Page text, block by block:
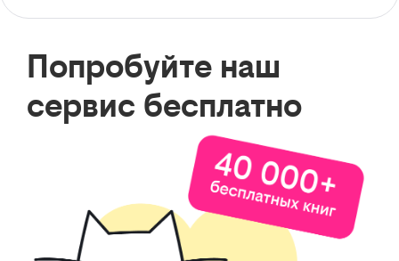
Попробуйте наш
сервис бесплатно